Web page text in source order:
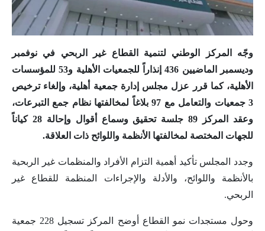
وجّه المركز الوطني لتنمية القطاع غير الربحي في نوفمبر
وديسمبر الماضيين 436 إنذاراً للجمعيات الأهلية و53 للمؤسسات
الأهلية، كما قرر عزل مجلس إدارة جمعية أهلية، وإلغاء ترخيص
3 جمعيات والتعامل مع 97 بلاغاً لمخالفتها نظام جمع التبرعات،
وعقد المركز 89 جلسة تحقيق وسماع أقوال وإحالة 28 كياناً
للجهات المختصة لمخالفتها الأنظمة واللوائح ذات العلاقة.
وجدد المجلس تأكيد أهمية التزام الأفراد والمنظمات غير الربحية
بالأنظمة واللوائح، والأدلة والإجراءات المنظمة للقطاع غير
الربحي.
وحول مستجدات نمو القطاع أوضح المركز تسجيل 228 جمعية